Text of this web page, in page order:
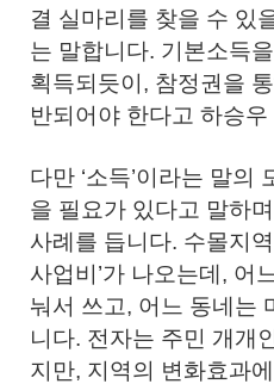
결 실마리를 찾을 수 있
는 말합니다. 기본소득
획득되듯이, 참정권을
반되어야 한다고 하승
다만 ‘소득’이라는 말의
을 필요가 있다고 말하
사례를 듭니다. 수몰지
사업비’가 나오는데, 어
눠서 쓰고, 어느 동네는
니다. 전자는 주민 개개
지만, 지역의 변화효과